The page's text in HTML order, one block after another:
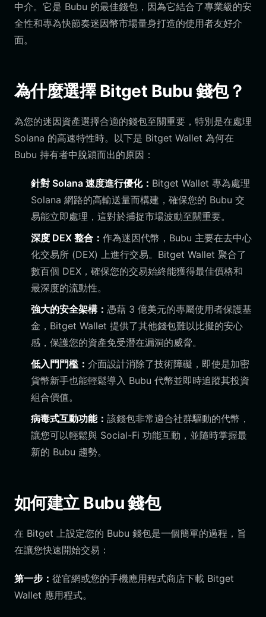
中介。它是 Bubu 的最佳錢包，因為它結合了專業級的安
全性和專為快節奏迷因幣市場量身打造的使用者友好介
面。
為什麼選擇 Bitget Bubu 錢包？
為您的迷因資產選擇合適的錢包至關重要，特別是在處理
Solana 的高速特性時。以下是 Bitget Wallet 為何在
Bubu 持有者中脫穎而出的原因：
針對 Solana 速度進行優化： Bitget Wallet 專為處理
Solana 網路的高輸送量而構建，確保您的 Bubu 交
易能立即處理，這對於捕捉市場波動至關重要。
深度 DEX 整合： 作為迷因代幣，Bubu 主要在去中心
化交易所 (DEX) 上進行交易。Bitget Wallet 聚合了
數百個 DEX，確保您的交易始終能獲得最佳價格和
最深度的流動性。
強大的安全架構： 憑藉 3 億美元的專屬使用者保護基
金，Bitget Wallet 提供了其他錢包難以比擬的安心
感，保護您的資產免受潛在漏洞的威脅。
低入門門檻： 介面設計消除了技術障礙，即使是加密
貨幣新手也能輕鬆導入 Bubu 代幣並即時追蹤其投資
組合價值。
病毒式互動功能： 該錢包非常適合社群驅動的代幣，
讓您可以輕鬆與 Social-Fi 功能互動，並隨時掌握最
新的 Bubu 趨勢。
如何建立 Bubu 錢包
在 Bitget 上設定您的 Bubu 錢包是一個簡單的過程，旨
在讓您快速開始交易：
第一步： 從官網或您的手機應用程式商店下載 Bitget
Wallet 應用程式。